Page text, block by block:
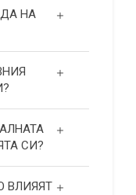
НА
СИ?
ВЛИЯЯТ